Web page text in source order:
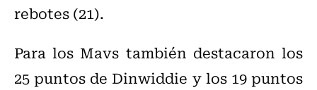
rebotes (21).
Para los Mavs también destacaron los
25 puntos de Dinwiddie y los 19 puntos